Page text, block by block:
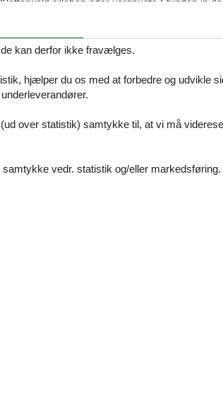
die Sauna kostenlos in der Anlage nutzen.
in der Mitte und die
mit Terrasse nach Westen der
Sofas. Für das abendliche Entertainment
ist voll ausgestattet, vom Besteck über
Cerankochfeld, Backofen, Kühlschrank
Wohnbereich. An dem modernen Tresen
Ihren ?Urlaubstraum? genießen können.
sich niemand in die Quere kommt, ist ein
ein. Hier können Sie die Sonne genießen
den Sie kostenfrei nutzen können.
Waschmünzautomat und einen Münztrockner.
kan derfor ikke fravælges.
hjælper du os med at forbedre og udvikle
over statistik) samtykke til, at vi må
vedr. statistik og/eller markedsføring.